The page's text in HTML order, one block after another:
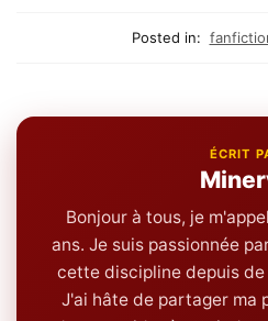
Posted in:
ÉCRIT
Bonjour à tous, je
ans. Je suis passionnée
cette discipline depuis de
J'ai hâte de partager ma